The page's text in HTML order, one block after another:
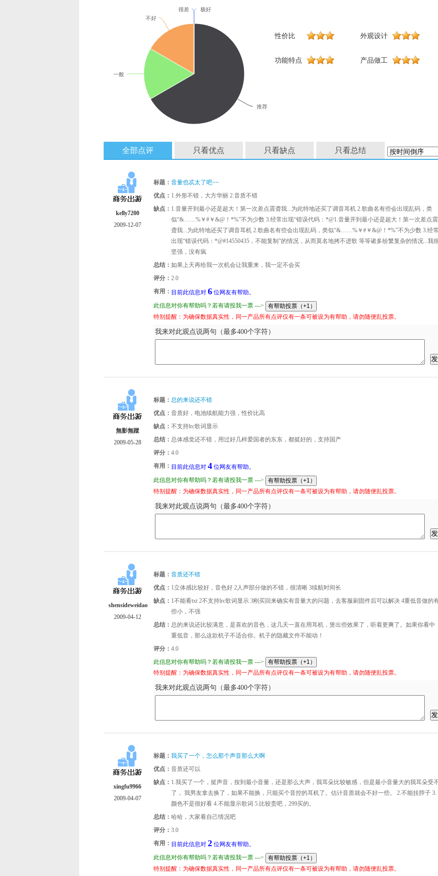
极好
推荐
一般
不好
很差
性价比 外观设计
功能特点 产品做工
全部点评 只看优点 只看缺点 只看总结
kelly7200
2009-12-07
标题： 音量也忒太了吧~~
优点： 1.外形不错，大方华丽 2.音质不错
缺点： 1.音量开到最小还是超大！第一次差点震聋我...为此特地还买了调音耳机 2.歌曲名有些会出现乱码，类
似“&……%￥#￥&@！*%”不为少数 3.经常出现“错误代码：*@1.音量开到最小还是超大！第一次差点震
聋我...为此特地还买了调音耳机 2.歌曲名有些会出现乱码，类似“&……%￥#￥&@！*%”不为少数 3.经
出现“错误代码：*@#14550435，不能复制”的情况，从而莫名地拷不进歌 等等诸多纷繁复杂的情况...我
坚强，没有疯
总结： 如果上天再给我一次机会让我重来，我一定不会买
评分： 2.0
有用： 目前此信息对 6 位网友有帮助。
此信息对你有帮助吗？若有请投我一票 --->
特别提醒：为确保数据真实性，同一产品所有点评仅有一条可被设为有帮助，请勿随便乱投票。
我来对此观点说两句（最多400个字符）
無影無蹤
2009-05-28
标题： 总的来说还不错
优点： 音质好，电池续航能力强，性价比高
缺点： 不支持lrc歌词显示
总结： 总体感觉还不错，用过好几样爱国者的东东，都挺好的，支持国产
评分： 4.0
有用： 目前此信息对 4 位网友有帮助。
此信息对你有帮助吗？若有请投我一票 --->
特别提醒：为确保数据真实性，同一产品所有点评仅有一条可被设为有帮助，请勿随便乱投票。
我来对此观点说两句（最多400个字符）
shensideweidao
2009-04-12
标题： 音质还不错
优点： 1立体感比较好，音色好 2人声部分做的不错，很清晰 3续航时间长
缺点： 1不能看txt 2不支持lrc歌词显示 3刚买回来确实有音量大的问题，去客服刷固件后可以解决 4重低音做的
些小，不强
总结： 总的来说还比较满意，是喜欢的音色，这几天一直在用耳机，煲出些效果了，听着更爽了。如果你看中
重低音，那么这款机子不适合你。机子的隐藏文件不能动！
评分： 4.0
此信息对你有帮助吗？若有请投我一票 --->
特别提醒：为确保数据真实性，同一产品所有点评仅有一条可被设为有帮助，请勿随便乱投票。
我来对此观点说两句（最多400个字符）
xingfu9966
2009-04-07
标题： 我买了一个，怎么那个声音那么大啊
优点： 音质还可以
缺点： 1.我买了一个，挺声音，按到最小音量，还是那么大声，我耳朵比较敏感，但是最小音量大的我耳朵受
了， 我男友拿去换了，如果不能换，只能买个音控的耳机了。估计音质就会不好一些。 2.不能挂脖子 3.
颜色不是很好看 4.不能显示歌词 5.比较贵吧，299买的。
总结： 哈哈，大家看自己情况吧
评分： 3.0
有用： 目前此信息对 2 位网友有帮助。
此信息对你有帮助吗？若有请投我一票 --->
特别提醒：为确保数据真实性，同一产品所有点评仅有一条可被设为有帮助，请勿随便乱投票。